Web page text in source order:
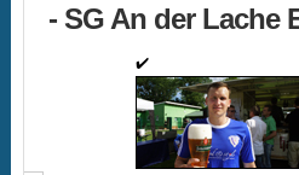
- SG An der Lache